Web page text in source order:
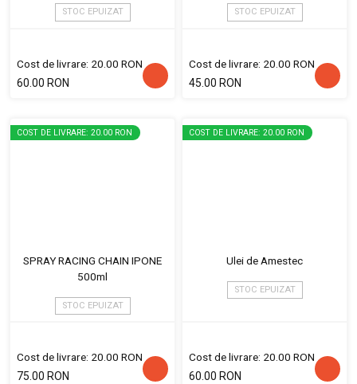
STOC EPUIZAT
Cost de livrare: 20.00 RON
60.00 RON
STOC EPUIZAT
Cost de livrare: 20.00 RON
45.00 RON
COST DE LIVRARE: 20.00 RON
SPRAY RACING CHAIN IPONE
500ml
STOC EPUIZAT
Cost de livrare: 20.00 RON
75.00 RON
COST DE LIVRARE: 20.00 RON
Ulei de Amestec
STOC EPUIZAT
Cost de livrare: 20.00 RON
60.00 RON